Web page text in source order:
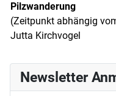
Pilzwanderung
(Zeitpunkt abhängig
Jutta Kirchvogel
Newsletter